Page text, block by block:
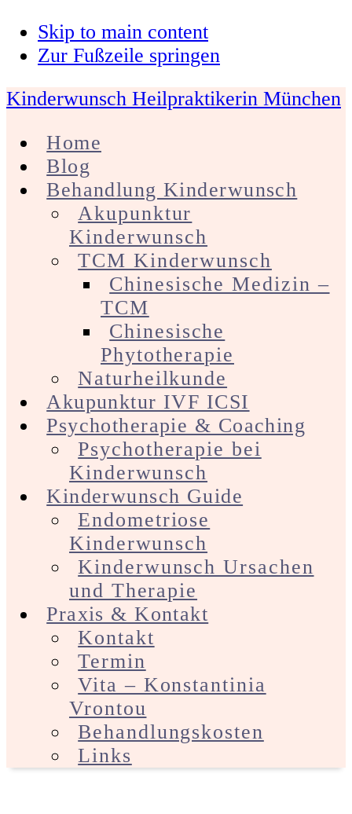
Skip to main content
Zur Fußzeile springen
Kinderwunsch Heilpraktikerin München
Home
Blog
Behandlung Kinderwunsch
Akupunktur
Kinderwunsch
TCM Kinderwunsch
Chinesische Medizin –
TCM
Chinesische
Phytotherapie
Naturheilkunde
Akupunktur IVF ICSI
Psychotherapie & Coaching
Psychotherapie bei
Kinderwunsch
Kinderwunsch Guide
Endometriose
Kinderwunsch
Kinderwunsch Ursachen
und Therapie
Praxis & Kontakt
Kontakt
Termin
Vita – Konstantinia
Vrontou
Behandlungskosten
Links